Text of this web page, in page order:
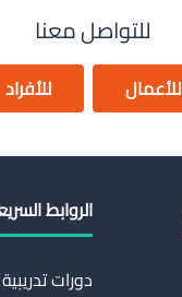
للتواصل معنا
للأعمال للأفراد
الروابط
دورات تدريبية